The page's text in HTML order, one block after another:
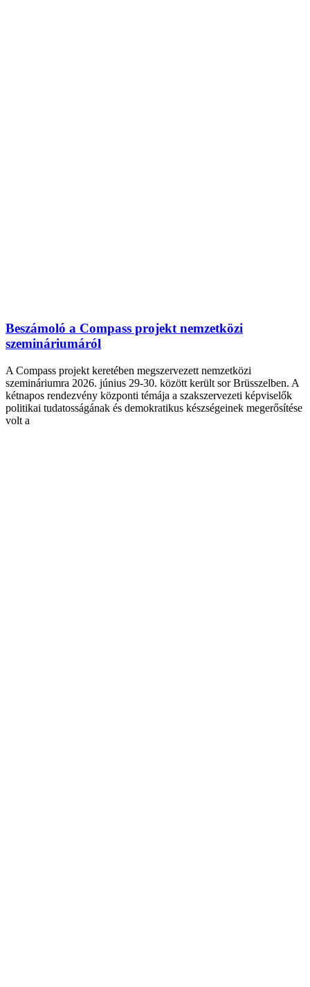
Beszámoló a Compass projekt nemzetközi
szemináriumáról
A Compass projekt keretében megszervezett nemzetközi
szemináriumra 2026. június 29-30. között került sor Brüsszelben. A
kétnapos rendezvény központi témája a szakszervezeti képviselők
politikai tudatosságának és demokratikus készségeinek megerősítése
volt a